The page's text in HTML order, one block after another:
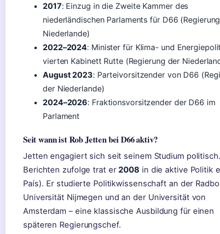
2017: Einzug in die Zweite Kammer des
niederländischen Parlaments für D66
Niederlande)
2022–2024: Minister für Klima- und
vierten Kabinett Rutte (Regierung der
August 2023: Parteivorsitzender von D66
der Niederlande)
2024–2026: Fraktionsvorsitzender der D66 im
Parlament
Seit wann ist Rob Jetten bei D66 aktiv?
Jetten engagiert sich seit seinem Studium
Berichten zufolge trat er 2008 in die aktive Politik
País). Er studierte Politikwissenschaft an der
Universität Nijmegen und an der Universität von
Amsterdam – eine klassische Ausbildung für einen
späteren Regierungschef.